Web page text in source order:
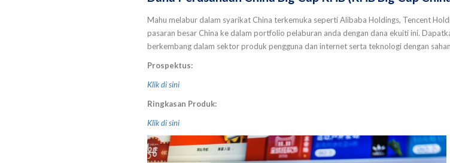
Mahu melabur dalam syarikat China terkemuka seperti Alibaba Holdings, Tencent
pasaran besar China ke dalam portfolio pelaburan anda dengan dana ekuiti ini.
berkembang dalam sektor produk pengguna dan internet serta teknologi dengan
Prospektus:
Klik di sini
Ringkasan Produk:
Klik di sini